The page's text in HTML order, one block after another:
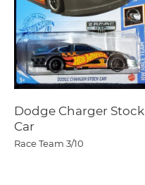
Dodge Charger Stock
Car
Race Team 3/10